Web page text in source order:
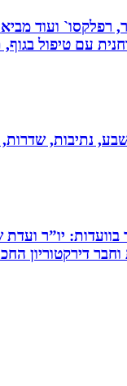
רפלקסו`
עם טיפול
נתיבות,
יו”ר
דירקטוריון